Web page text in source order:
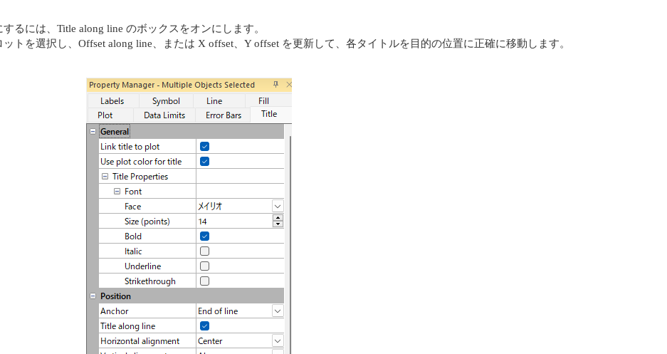
るには、Title along line のボックスをオンにします。
トを選択し、Offset along line、または X offset、Y offset を更新して、各タイトルを目的の位置に正確に移動します。